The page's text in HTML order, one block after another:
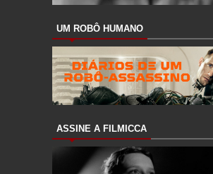
UM ROBÔ HUMANO
ASSINE A FILMICCA